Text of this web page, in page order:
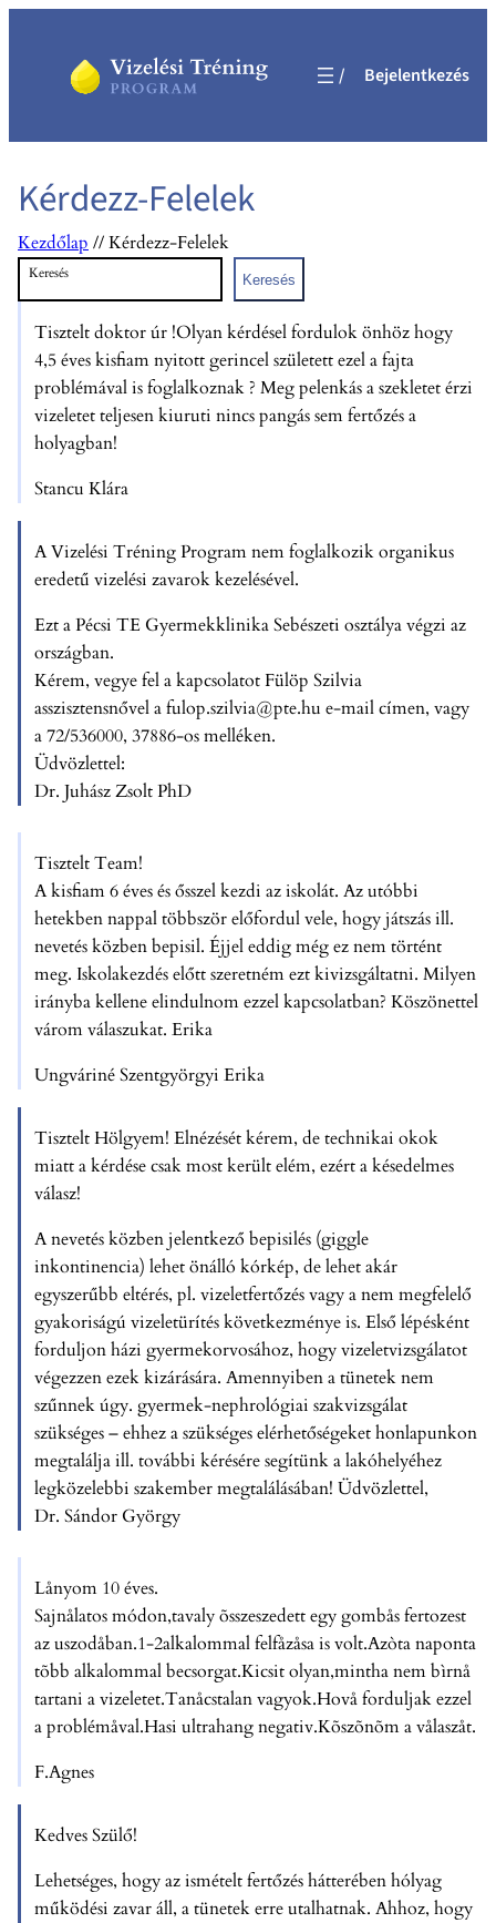
tartalomhoz
Bejelentkezés
Kérdezz-Felelek
Kezdőlap //Kérdezz-Felelek
Keresés Keresés
Tisztelt doktor úr !Olyan kérdésel fordulok önhöz hogy
4,5 éves kisfiam nyitott gerincel született ezel a fajta
problémával is foglalkoznak ? Meg pelenkás a szekletet érzi
vizeletet teljesen kiuruti nincs pangás sem fertőzés a
holyagban!
Stancu Klára
A Vizelési Tréning Program nem foglalkozik organikus
eredetű vizelési zavarok kezelésével.
Ezt a Pécsi TE Gyermekklinika Sebészeti osztálya végzi az
országban.
Kérem, vegye fel a kapcsolatot Fülöp Szilvia
asszisztensnővel a fulop.szilvia@pte.hu e-mail címen, vagy
a 72/536000, 37886-os melléken.
Üdvözlettel:
Dr. Juhász Zsolt PhD
Tisztelt Team!
A kisfiam 6 éves és ősszel kezdi az iskolát. Az utóbbi
hetekben nappal többször előfordul vele, hogy játszás ill.
nevetés közben bepisil. Éjjel eddig még ez nem történt
meg. Iskolakezdés előtt szeretném ezt kivizsgáltatni. Milyen
irányba kellene elindulnom ezzel kapcsolatban? Köszönettel
várom válaszukat. Erika
Ungváriné Szentgyörgyi Erika
Tisztelt Hölgyem! Elnézését kérem, de technikai okok
miatt a kérdése csak most került elém, ezért a késedelmes
válasz!
A nevetés közben jelentkező bepisilés (giggle
inkontinencia) lehet önálló kórkép, de lehet akár
egyszerűbb eltérés, pl. vizeletfertőzés vagy a nem megfelelő
gyakoriságú vizeletürítés következménye is. Első lépésként
forduljon házi gyermekorvosához, hogy vizeletvizsgálatot
végezzen ezek kizárására. Amennyiben a tünetek nem
szűnnek úgy. gyermek-nephrológiai szakvizsgálat
szükséges – ehhez a szükséges elérhetőségeket honlapunkon
megtalálja ill. további kérésére segítünk a lakóhelyéhez
legközelebbi szakember megtalálásában! Üdvözlettel,
Dr. Sándor György
Lånyom 10 éves.
Sajnålatos módon,tavaly õsszeszedett egy gombås fertozest
az uszodåban.1-2alkalommal felfåzåsa is volt.Azòta naponta
tõbb alkalommal becsorgat.Kicsit olyan,mintha nem bìrnå
tartani a vizeletet.Tanåcstalan vagyok.Hovå forduljak ezzel
a problémåval.Hasi ultrahang negativ.Kõszõnõm a vålaszåt.
F.Agnes
Kedves Szülő!
Lehetséges, hogy az ismételt fertőzés hátterében hólyag
működési zavar áll, a tünetek erre utalhatnak. Ahhoz, hogy